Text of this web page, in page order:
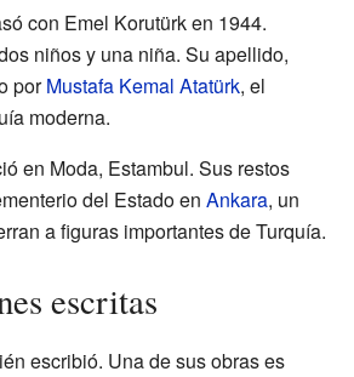
con Emel Korutürk en 1944.
niños y una niña. Su apellido,
porMustafa Kemal Atatürk, el
moderna.
en Moda, Estambul. Sus restos
del Estado en Ankara, un
a figuras importantes de Turquía.
escritas
escribió. Una de sus obras es